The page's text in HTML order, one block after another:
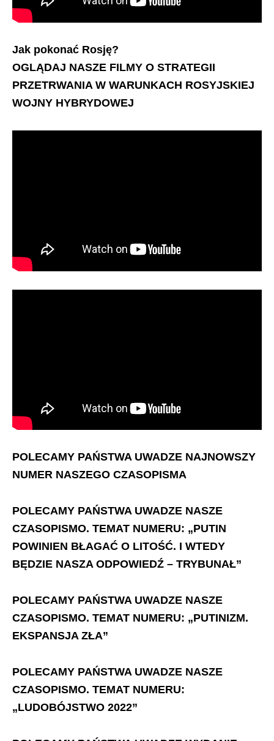
Jak pokonać Rosję?
OGLĄDAJ NASZE FILMY O STRATEGII
PRZETRWANIA W WARUNKACH ROSYJSKIEJ
WOJNY HYBRYDOWEJ
POLECAMY PAŃSTWA UWADZE NAJNOWSZY
NUMER NASZEGO CZASOPISMA
POLECAMY PAŃSTWA UWADZE NASZE
CZASOPISMO. TEMAT NUMERU: „PUTIN
POWINIEN BŁAGAĆ O LITOŚĆ. I WTEDY
BĘDZIE NASZA ODPOWIEDŹ – TRYBUNAŁ”
POLECAMY PAŃSTWA UWADZE NASZE
CZASOPISMO. TEMAT NUMERU: „PUTINIZM.
EKSPANSJA ZŁA”
POLECAMY PAŃSTWA UWADZE NASZE
CZASOPISMO. TEMAT NUMERU:
„LUDOBÓJSTWO 2022”